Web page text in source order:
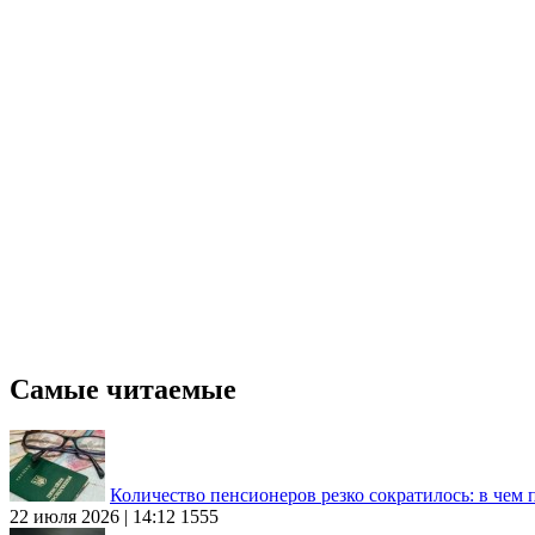
Самые читаемые
Количество пенсионеров резко сократилось: в чем
22 июля 2026 | 14:12 1555